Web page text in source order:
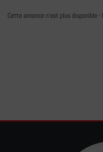
Cette annonce n'est plus disponible -